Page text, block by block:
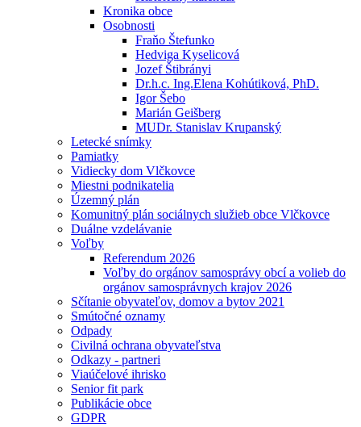
Kronika obce
Osobnosti
Fraňo Štefunko
Hedviga Kyselicová
Jozef Štibrányi
Dr.h.c. Ing.Elena Kohútiková, PhD.
Igor Šebo
Marián Geišberg
MUDr. Stanislav Krupanský
Letecké snímky
Pamiatky
Vidiecky dom Vlčkovce
Miestni podnikatelia
Územný plán
Komunitný plán sociálnych služieb obce Vlčkovce
Duálne vzdelávanie
Voľby
Referendum 2026
Voľby do orgánov samosprávy obcí a volieb do
orgánov samosprávnych krajov 2026
Sčítanie obyvateľov, domov a bytov 2021
Smútočné oznamy
Odpady
Civilná ochrana obyvateľstva
Odkazy - partneri
Viaúčelové ihrisko
Senior fit park
Publikácie obce
GDPR